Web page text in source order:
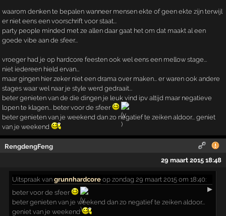
waarom denken te bepalen wanneer mensen ekte of geen ekte zijn terwijl
er niet eens een voorschrift voor staat...
party people minded met ze allen daar gaat het om dat maakt al een
goede vibe aan de sfeer...
vroeger had je op hardcore feesten ook wel eens een mellow stage...
niet iedereen hield ervan...
maar gingen hier zeker niet een drama over maken... er waren ook andere
stages waar wel naar je style werd gedraait...
beter genieten van de die dingen je leuk vind ipv altijd maar negatieve
lopen te klagen... beter voor de sfeer
beter genieten van je weekend dan zo negatief te zeiken aldoor... geniet
van je weekend
RengdengFeng
29 maart 2015 18:48
Uitspraak vangrunnhardcore op zondag 29 maart 2015 om 18:40:
▶
beter voor de sfeer
beter genieten van je weekend dan zo negatief te zeiken aldoor...
geniet van je weekend